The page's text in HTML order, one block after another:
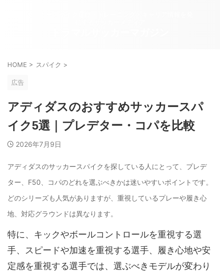
HOME > スパイク >
広告
アディダスのおすすめサッカースパ
イク5選｜プレデター・コパを比較
2026年7月9日
アディダスのサッカースパイクを探している人にとって、プレデ
ター、F50、コパのどれを選ぶべきかは迷いやすいポイントです。
どのシリーズも人気がありますが、重視しているプレーや履き心
地、対応グラウンドは異なります。
特に、キックやボールコントロールを重視する選
手、スピードや加速を重視する選手、履き心地や安
定感を重視する選手では、選ぶべきモデルが変わり